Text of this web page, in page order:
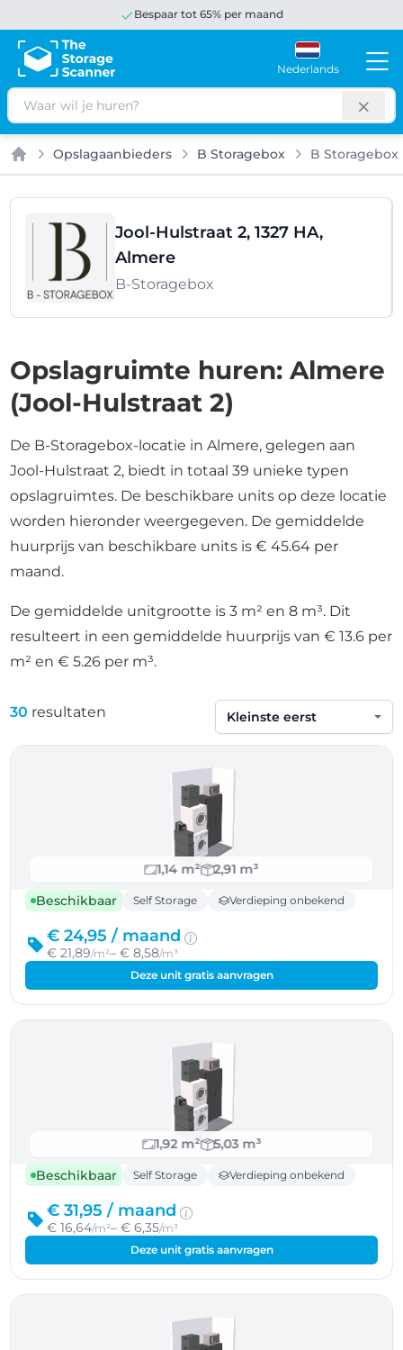
Bespaar tot 65% per maand
Nederlands
Zoeken
Home
Opslagaanbieders B Storagebox B Storagebox
Jool-Hulstraat 2, 1327 HA,
Almere
B-Storagebox
Opslagruimte huren: Almere
(Jool-Hulstraat 2)
De B-Storagebox-locatie in Almere, gelegen aan
Jool-Hulstraat 2, biedt in totaal 39 unieke typen
opslagruimtes. De beschikbare units op deze locatie
worden hieronder weergegeven. De gemiddelde
huurprijs van beschikbare units is € 45.64 per
maand.
De gemiddelde unitgrootte is 3 m² en 8 m³. Dit
resulteert in een gemiddelde huurprijs van € 13.6 per
m² en € 5.26 per m³.
30 resultaten
Sorteren op
1,14 m²
2,91 m³
Beschikbaar
Self Storage Verdieping onbekend
€ 24,95 / maand
€ 21,89/m²– € 8,58/m³
Deze unit gratis aanvragen
1,92 m²
5,03 m³
Beschikbaar
Self Storage Verdieping onbekend
€ 31,95 / maand
€ 16,64/m²– € 6,35/m³
Deze unit gratis aanvragen